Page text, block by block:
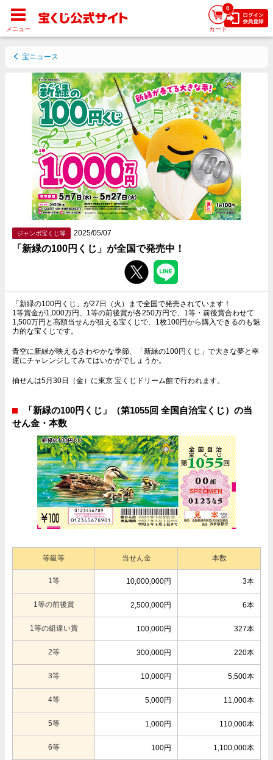
宝ニュース
ジャンボ宝くじ等 2025/05/07
「新緑の100円くじ」が全国で発売中！
「新緑の100円くじ」が27日（火）まで全国で発売されています！
1等賞金が1,000万円、1等の前後賞が各250万円で、1等・前後賞合わせて
1,500万円と高額当せんが狙える宝くじで、1枚100円から購入できるのも魅
力的な宝くじです。
青空に新緑が映えるさわやかな季節、「新緑の100円くじ」で大きな夢と幸
運にチャレンジしてみてはいかがでしょうか。
抽せんは5月30日（金）に東京 宝くじドリーム館で行われます。
「新緑の100円くじ」（第1055回 全国自治宝くじ）の当
せん金・本数
等級等 当せん金 本数
1等 10,000,000円 3本
1等の前後賞 2,500,000円 6本
1等の組違い賞 100,000円 327本
2等 300,000円 220本
3等 10,000円 5,500本
4等 5,000円 11,000本
5等 1,000円 110,000本
6等 100円 1,100,000本
メニュー
0
カート